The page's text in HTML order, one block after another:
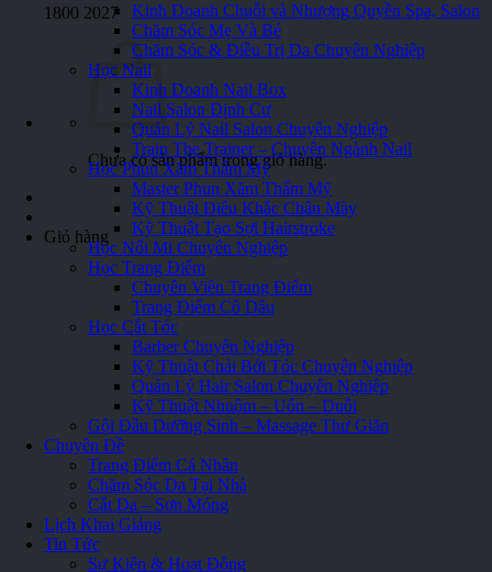
1800 2027
Chưa có sản phẩm trong giỏ hàng.
Giỏ hàng
Kinh Doanh Chuỗi và Nhượng Quyền Spa, Salon
Chăm Sóc Mẹ Và Bé
Chăm Sóc & Điều Trị Da Chuyên Nghiệp
Học Nail
Kinh Doanh Nail Box
Nail Salon Định Cư
Quản Lý Nail Salon Chuyên Nghiệp
Train The Trainer – Chuyên Ngành Nail
Học Phun Xăm Thẩm Mỹ
Master Phun Xăm Thẩm Mỹ
Kỹ Thuật Điêu Khắc Chân Mày
Kỹ Thuật Tạo Sợi Hairstroke
Học Nối Mi Chuyên Nghiệp
Học Trang Điểm
Chuyên Viên Trang Điểm
Trang Điểm Cô Dâu
Học Cắt Tóc
Barber Chuyên Nghiệp
Kỹ Thuật Chải Bới Tóc Chuyên Nghiệp
Quản Lý Hair Salon Chuyên Nghiệp
Kỹ Thuật Nhuộm – Uốn – Duỗi
Gội Đầu Dưỡng Sinh – Massage Thư Giãn
Chuyên Đề
Trang Điểm Cá Nhân
Chăm Sóc Da Tại Nhà
Cắt Da – Sơn Móng
Lịch Khai Giảng
Tin Tức
Sự Kiện & Hoạt Động